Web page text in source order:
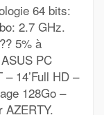
64 bits:
2.7 GHz.
5% à
PC
14’Full HD –
128Go –